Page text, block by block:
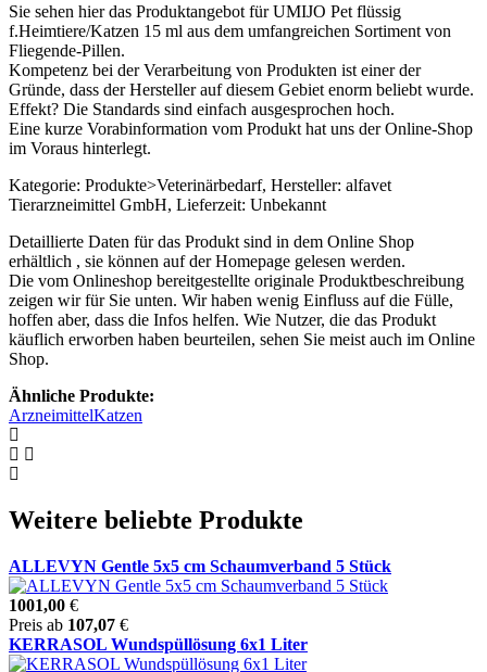
Sie sehen hier das Produktangebot für UMIJO Pet flüssig
f.Heimtiere/Katzen 15 ml aus dem umfangreichen Sortiment von
Fliegende-Pillen.
Kompetenz bei der Verarbeitung von Produkten ist einer der
Gründe, dass der Hersteller auf diesem Gebiet enorm beliebt wurde.
Effekt? Die Standards sind einfach ausgesprochen hoch.
Eine kurze Vorabinformation vom Produkt hat uns der Online-Shop
im Voraus hinterlegt.
Kategorie: Produkte>Veterinärbedarf, Hersteller: alfavet
Tierarzneimittel GmbH, Lieferzeit: Unbekannt
Detaillierte Daten für das Produkt sind in dem Online Shop
erhältlich , sie können auf der Homepage gelesen werden.
Die vom Onlineshop bereitgestellte originale Produktbeschreibung
zeigen wir für Sie unten. Wir haben wenig Einfluss auf die Fülle,
hoffen aber, dass die Infos helfen. Wie Nutzer, die das Produkt
käuflich erworben haben beurteilen, sehen Sie meist auch im Online
Shop.
Ähnliche Produkte:
ArzneimittelKatzen
Weitere beliebte Produkte
ALLEVYN Gentle 5x5 cm Schaumverband 5 Stück
1001,00 €
Preis ab 107,07 €
KERRASOL Wundspüllösung 6x1 Liter